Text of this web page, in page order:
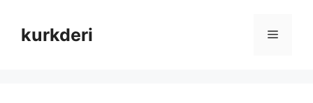
contentkurkderi Menu